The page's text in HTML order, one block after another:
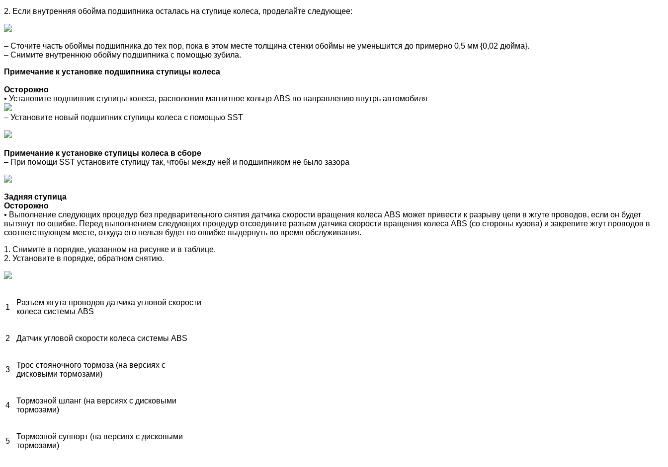
2. Если внутренняя обойма подшипника осталась на ступице колеса, проделайте следующее:
– Сточите часть обоймы подшипника до тех пор, пока в этом месте толщина стенки обоймы не уменьшится до примерно 0,5 мм {0,02 дюйма}.
– Снимите внутреннюю обойму подшипника с помощью зубила.
Примечание к установке подшипника ступицы колеса
Осторожно
• Установите подшипник ступицы колеса, расположив магнитное кольцо ABS по направлению внутрь автомобиля
– Установите новый подшипник ступицы колеса с помощью SST
Примечание к установке ступицы колеса в сборе
– При помощи SST установите ступицу так, чтобы между ней и подшипником не было зазора
Задняя ступица
Осторожно
• Выполнение следующих процедур без предварительного снятия датчика скорости вращения колеса ABS может привести к разрыву цепи в жгуте проводов, если он будет
вытянут по ошибке. Перед выполнением следующих процедур отсоедините разъем датчика скорости вращения колеса ABS (со стороны кузова) и закрепите жгут проводов в
соответствующем месте, откуда его нельзя будет по ошибке выдернуть во время обслуживания.
1. Снимите в порядке, указанном на рисунке и в таблице.
2. Установите в порядке, обратном снятию.
1
Разъем жгута проводов датчика угловой скорости
колеса системы ABS
2 Датчик угловой скорости колеса системы ABS
3
Трос стояночного тормоза (на версиях с
дисковыми тормозами)
4
Тормозной шланг (на версиях с дисковыми
тормозами)
5
Тормозной суппорт (на версиях с дисковыми
тормозами)